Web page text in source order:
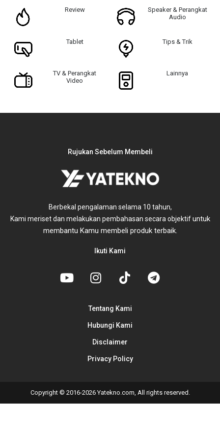
Review
Speaker & Perangkat
Audio
Tablet Tips & Trik
TV & Perangkat
Video
Lainnya
Rujukan Sebelum Membeli
Berbekal pengalaman selama 10 tahun,
Kami meriset dan melakukan pembahasan secara objektifuntuk
membantu Kamu membeli produk terbaik.
Ikuti Kami
Tentang Kami
Hubungi Kami
Disclaimer
Privacy Policy
Copyright © 2016-2026 Yatekno.com, All rights reserved.